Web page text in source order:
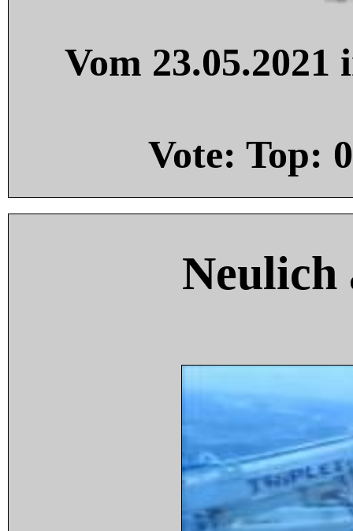
Vom
Vote: Top: 0
Neulich